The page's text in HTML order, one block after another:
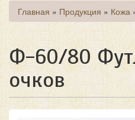
Вы
здесь
Главная » Продукция » Кожа
Ф-60/80
очков